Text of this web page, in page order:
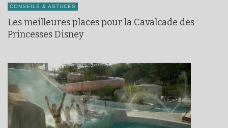
CONSEILS & ASTUCES
Les meilleures places pour la Cavalcade des
Princesses Disney